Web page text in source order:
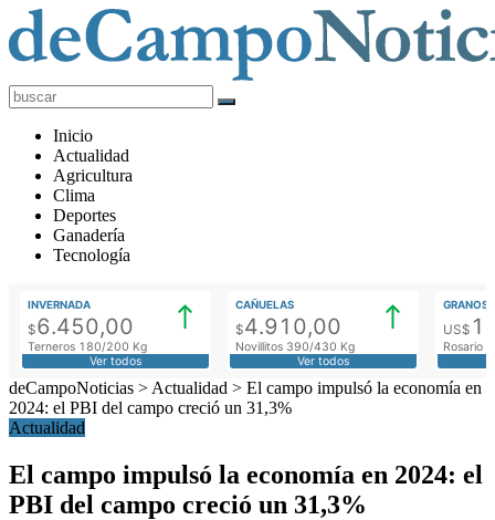
deCampoNoticias
Actualidad
Agropecuaria
Inicio
Actualidad
Agricultura
Clima
Deportes
Ganadería
Tecnología
INVERNADA
$6.450,00
Terneros 180/200 Kg
Ver todos
CAÑUELAS
$4.910,00
Novillitos 390/430 Kg
Ver todos
GRANOS
US$
Rosario
deCampoNoticias > Actualidad > El campo impulsó la economía en
2024: el PBI del campo creció un 31,3%
Actualidad
El campo impulsó la economía en 2024: el
PBI del campo creció un 31,3%